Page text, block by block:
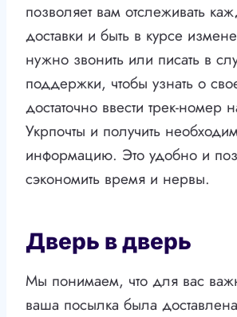
позволяет вам отслеживать
доставки и быть в курсе
нужно звонить или писать в
поддержки, чтобы узнать о
достаточно ввести трек-номер
Укрпочты и получить
информацию. Это удобно и
сэкономить время и нервы.
Дверь в дверь
Мы понимаем, что для вас
ваша посылка была